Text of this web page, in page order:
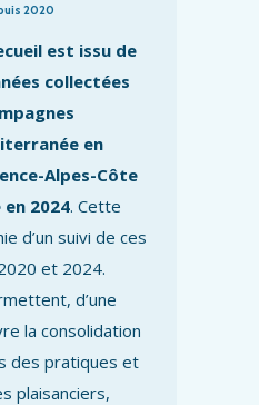
2020
est issu de
collectées
en
Alpes-Côte
en 2024. Cette
d’un suivi de ces
et 2024.
d’une
la consolidation
des pratiques et
plaisanciers,